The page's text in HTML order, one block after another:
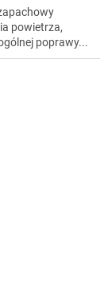
powietrza,
poprawy...